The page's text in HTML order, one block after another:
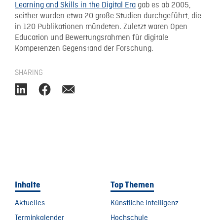
Learning and Skills in the Digital Era gab es ab 2005,
seither wurden etwa 20 große Studien durchgeführt, die
in 120 Publikationen mündeten. Zuletzt waren Open
Education und Bewertungsrahmen für digitale
Kompetenzen Gegenstand der Forschung.
SHARING
Inhalte
Aktuelles
Terminkalender
Top Themen
Künstliche Intelligenz
Hochschule